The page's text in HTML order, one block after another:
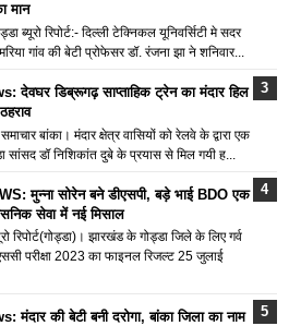
मान
ब्यूरो रिपोर्ट:- दिल्ली टेक्निकल यूनिवर्सिटी मे सदर
गांव की बेटी प्रोफेसर डॉ. रंजना झा ने शनिवार...
देवघर डिब्रूगढ़ साप्ताहिक ट्रेन का मंदार हिल
समाचार बांका। मंदार क्षेत्र वासियों को रेलवे के द्वारा एक
सांसद डॉ निशिकांत दुबे के प्रयास से मिल गयी ह...
मुन्ना सोरेन बने डीएसपी, बड़े भाई BDO एक
सेवा में नई मिसाल
रिपोर्ट(गोड्डा)। झारखंड के गोड्डा जिले के लिए गर्व
परीक्षा 2023 का फाइनल रिजल्ट 25 जुलाई
की बेटी बनी दरोगा, बांका जिला का नाम